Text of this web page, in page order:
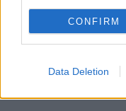
CONFIRM
Data Deletion